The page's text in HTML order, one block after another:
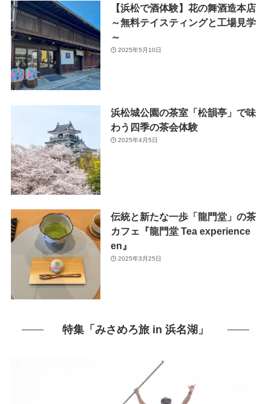
【浜松で酒体験】花の舞酒造本店
～無料テイスティングと工場見学
～
2025年5月10日
浜松城公園の茶室「松韻亭」で味
わう四季の茶会体験
2025年4月5日
伝統と新たな一歩「龍門堂」の茶
カフェ『龍門堂 Tea experience
en』
2025年3月25日
特集「みさめろ旅 in 浜名湖」